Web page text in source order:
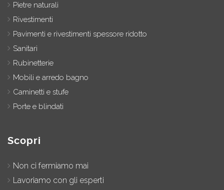
Pietre naturali
Rivestimenti
Pavimenti e rivestimenti spessore ridotto
Sanitari
Rubinetterie
Mobili e arredo bagno
Caminetti e stufe
Porte e blindati
Scopri
Non ci fermiamo mai
Lavoriamo con gli esperti